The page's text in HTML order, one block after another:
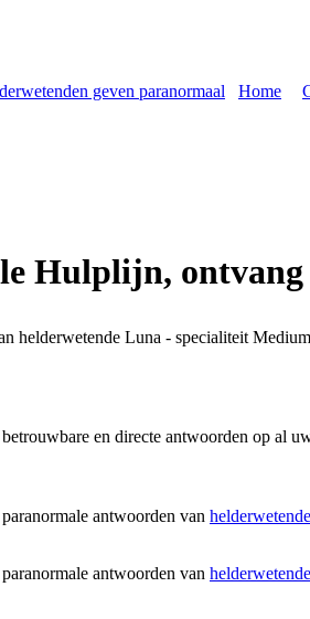
Home
Hulplijn,
helderwetende Luna - specialiteit Medium
en directe antwoorden op al
antwoorden van
antwoorden van